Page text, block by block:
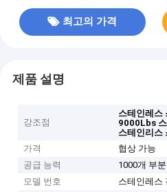
최고의 가격
제품 설명
강조점
스테인레스
9000Lbs
스테인리스
가격
협상 가능
공급 능력
1000개 부분
모델 번호
스테인레스